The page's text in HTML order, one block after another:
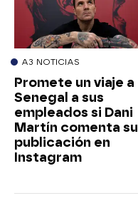
A3 NOTICIAS
Promete un viaje a
Senegal a sus
empleados si Dani
Martín comenta su
publicación en
Instagram